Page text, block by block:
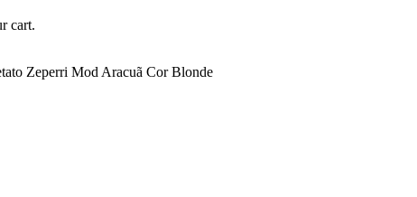
cart.
Zeperri Mod Aracuã Cor Blonde